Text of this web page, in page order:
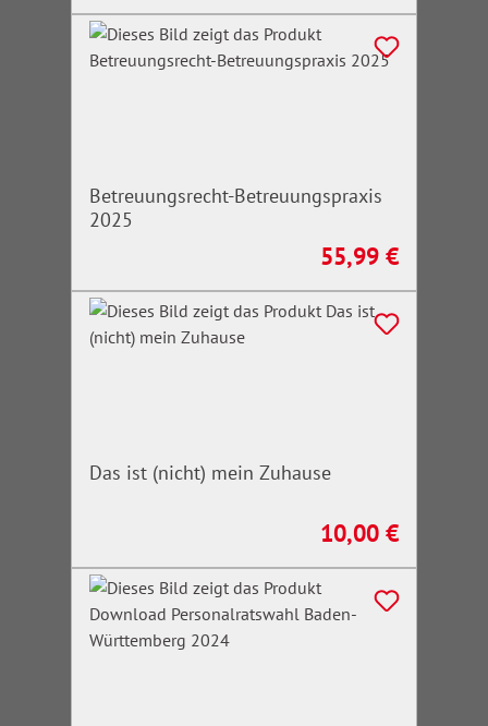
Betreuungsrecht-Betreuungspraxis
2025
Regulärer Preis:
55,99 €
Das ist (nicht) mein Zuhause
Regulärer Preis:
10,00 €